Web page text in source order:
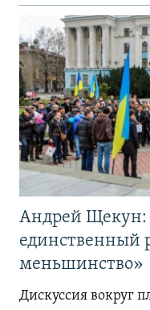
Андрей
единственный
меньшинство»
Дискуссия вокруг